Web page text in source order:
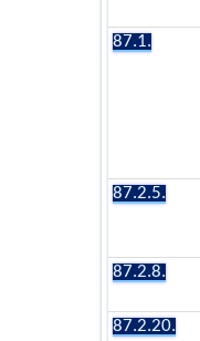
87.1.
87.2.5.
87.2.8.
87.2.20.